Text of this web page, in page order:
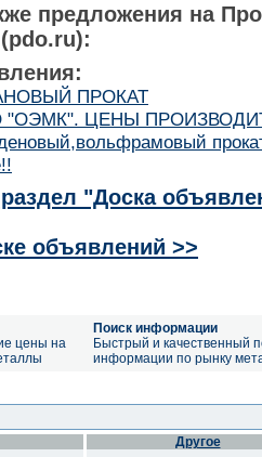
предложения на
ПРОКАТ
"ОЭМК". ЦЕНЫ
"Доска
объявлений >>
цены на
Поиск информации
Быстрый и качественный
информации по рынку
Другое